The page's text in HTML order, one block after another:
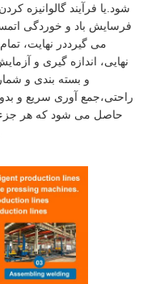
شود.یا فرآیند گالوانیزه
فرسایش باد و خوردگی
می گیرددر نهایت،
نهایی، اندازه گیری و
و بسته بندی و
راحتی،جمع آوری سریع و
حاصل می شود که هر جزء